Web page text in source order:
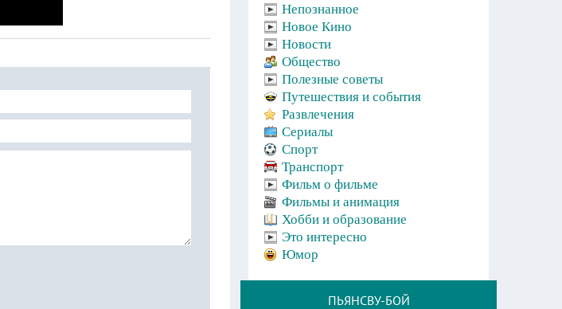
Непознанное
Новое Кино
Новости
Общество
Полезные советы
Путешествия и события
Развлечения
Сериалы
Спорт
Транспорт
Фильм о фильме
Фильмы и анимация
Хобби и образование
Это интересно
Юмор
ПЬЯНСВУ-БОЙ